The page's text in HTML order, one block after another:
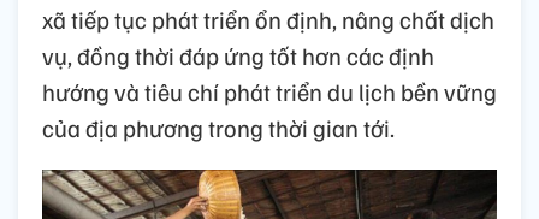
xã tiếp tục phát triển ổn định, nâng chất dịch
vụ, đồng thời đáp ứng tốt hơn các định
hướng và tiêu chí phát triển du lịch bền vững
của địa phương trong thời gian tới.